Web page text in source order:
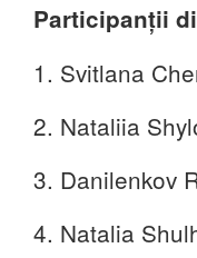
Participanții
1. Svitlana
2. Nataliia
3. Danilenkov
4. Natalia